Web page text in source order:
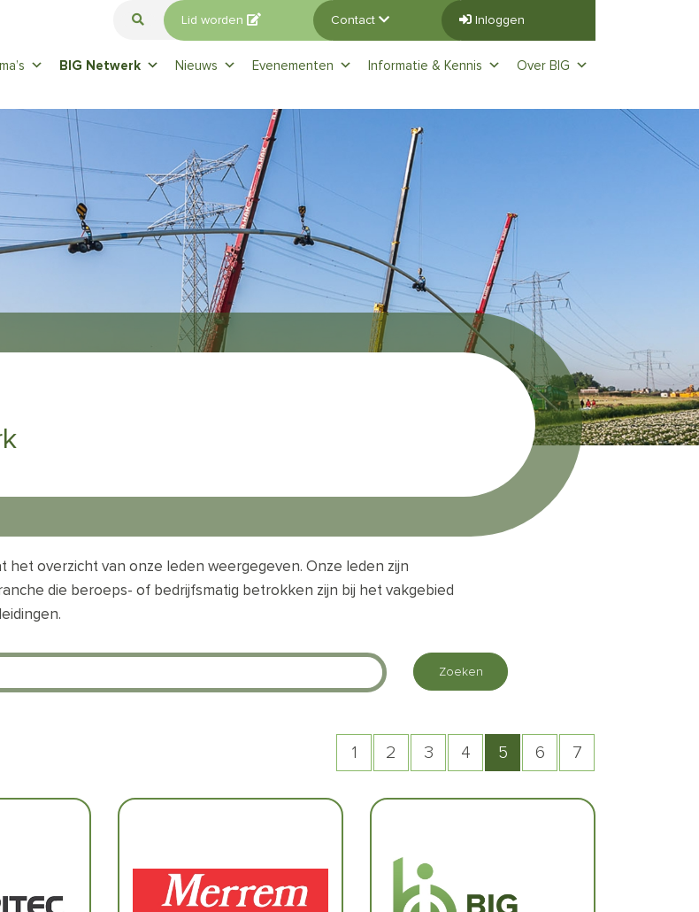
Lid worden Contact Inloggen
BIG Netwerk Nieuws Evenementen Informatie & Kennis Over BIG
het overzicht van onze leden weergegeven. Onze leden zijn
die beroeps- of bedrijfsmatig betrokken zijn bij het vakgebied
1 2 3 4 5 6 7